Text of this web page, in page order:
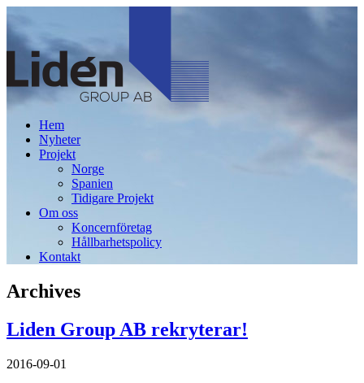
Hem
Nyheter
Projekt
Norge
Spanien
Tidigare Projekt
Om oss
Koncernföretag
Hållbarhetspolicy
Kontakt
Archives
Liden Group AB rekryterar!
2016-09-01